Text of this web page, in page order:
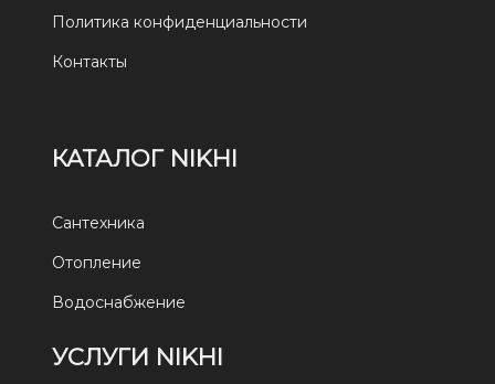
Политика конфиденциальности
Контакты
КАТАЛОГ NIKHI
Сантехника
Отопление
Водоснабжение
УСЛУГИ NIKHI